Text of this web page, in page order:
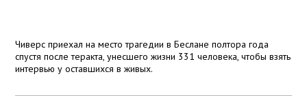
Чиверс приехал на место трагедии в Беслане полтора года
спустя после теракта, унесшего жизни 331 человека, чтобы взять
интервью у оставшихся в живых.